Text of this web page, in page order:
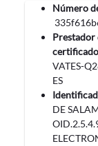
Número
Prestador
VATES-
ES
DE